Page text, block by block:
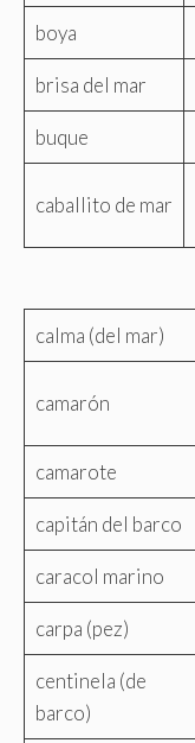
boya
brisa del mar
buque
caballito de mar
calma (del mar)
camarón
camarote
capitán del barco
caracol marino
carpa (pez)
centinela (de
barco)